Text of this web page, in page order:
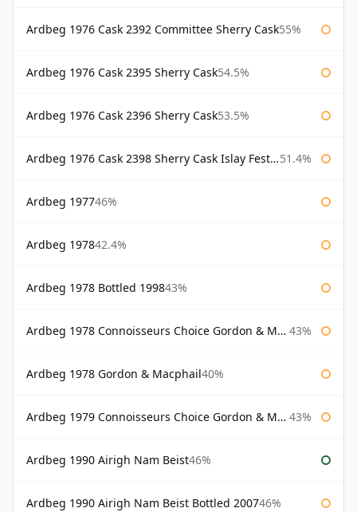
Ardbeg 1976 Cask 2392 Committee Sherry Cask55%
Ardbeg 1976 Cask 2395 Sherry Cask54.5%
Ardbeg 1976 Cask 2396 Sherry Cask53.5%
Ardbeg 1976 Cask 2398 Sherry Cask Islay Festival 2004 51.4%
Ardbeg 197746%
Ardbeg 197842.4%
Ardbeg 1978 Bottled 199843%
Ardbeg 1978 Connoisseurs Choice Gordon & Macphail 43%
Ardbeg 1978 Gordon & Macphail40%
Ardbeg 1979 Connoisseurs Choice Gordon & Macphail 43%
Ardbeg 1990 Airigh Nam Beist46%
Ardbeg 1990 Airigh Nam Beist Bottled 200746%